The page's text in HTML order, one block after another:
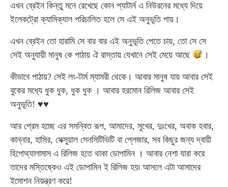
এখন ব্রেইন কিন্তু মনে রেখেছে কোন প্যাটার্ন এ নিউরনের মধ্যে দিয়ে
ইলেকট্রো ক্যামিক্যাল পরিচালিত হলে সে এই অনুভূতি পায়।
এখন ব্রেইন তো হারামি সে বার বার এই অনুভূতি পেতে চায়, তো সে সে
সেই অনুযায়ী মানুষ কে পাঠায় ঐ রাস্তায় যেখানে সেই মেয়ে আছে
।
কীভাবে পাঠায়? সেই লং-টার্ম ম্যামরী থেকে। আবার মানুষ যায় আবার সেই
বুকের মধ্যে ধুক ধুক, ধুক ধুক । আবার হরমোন রিলিজ আবার সেই
অনুভূতি! ♥♥
আর প্রেম হচ্ছে এর সমন্বিত রূপ, আমাদের, সুখের, দুঃখের, অবাক হবার,
কান্নার, হাসির, সেক্সুয়াল সেনসিটিভিটি বা প্লেজার, সব কিছুর জন্য দ্বায়ী
হিপোথ্যালামাস এ রিলিজ হতে থাকা ডোপামিন । আবার নেশা যারা করে
তাদের মস্তিষ্কেও এই ডোপামিন ই রিলিজ হয়৷ আসলে এটা আমাদের
ইমোশন নিয়ন্ত্রণ করে!